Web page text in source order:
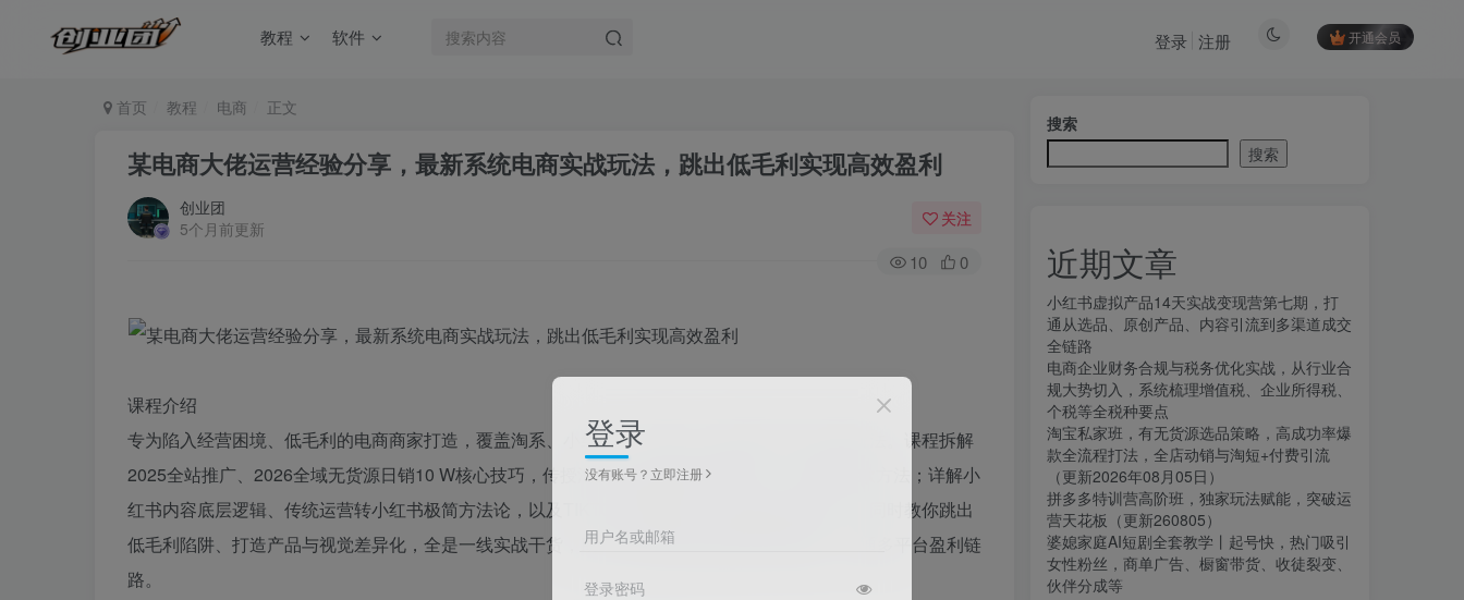
教程 软件 开通会员
登录 注册
首页 教程 电商 正文
某电商大佬运营经验分享，最新系统电商实战玩法，跳出低毛利实现高效盈利
创业团
5个月前更新
关注
10 0
课程介绍
专为陷入经营困境、低毛利的电商商家打造，覆盖淘系、小红书、TIKTOK、微信等全平台运营玩法。课程拆解
2025全站推广、2026全域无货源日销10 W核心技巧，传授淘宝无货源持续盈利SOP、低成本测款方法；详解小
红书内容底层逻辑、传统运营转小红书极简方法论，以及TIKTOK跨境直播、微信电商红利玩法。同时教你跳出
低毛利陷阱、打造产品与视觉差异化，全是一线实战干货，助力不同阶段商家突破经营瓶颈，打通多平台盈利链
路。
搜索
搜索
近期文章
小红书虚拟产品14天实战变现营第七期，打
通从选品、原创产品、内容引流到多渠道成交
全链路
电商企业财务合规与税务优化实战，从行业合
规大势切入，系统梳理增值税、企业所得税、
个税等全税种要点
淘宝私家班，有无货源选品策略，高成功率爆
款全流程打法，全店动销与淘短+付费引流
（更新2026年08月05日）
拼多多特训营高阶班，独家玩法赋能，突破运
营天花板（更新260805）
婆媳家庭AI短剧全套教学丨起号快，热门吸引
女性粉丝，商单广告、橱窗带货、收徒裂变、
伙伴分成等
登录
没有账号？立即注册
用户名或邮箱
登录密码